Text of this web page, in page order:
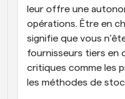
leur offre une
opérations. Être en
signifie que vous
fournisseurs tiers en
critiques comme les
les méthodes de